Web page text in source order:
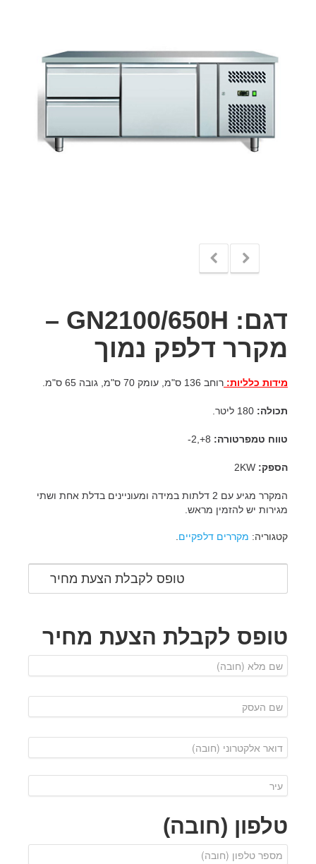
דגם: GN2100/650H –
מקרר דלפק נמוך
מידות כלליות: רוחב 136 ס"מ, עומק 70 ס"מ, גובה 65 ס"מ.
תכולה:
טווח טמפרטורה:
הספק:
המקרר מגיע עם 2 דלתות במידה ומעוניינים בדלת אחת ושתי
מגירות יש להזמין מראש.
קטגוריה: מקררים דלפקיים
טופס לקבלת הצעת מחיר
טופס לקבלת הצעת מחיר
טלפון (חובה)